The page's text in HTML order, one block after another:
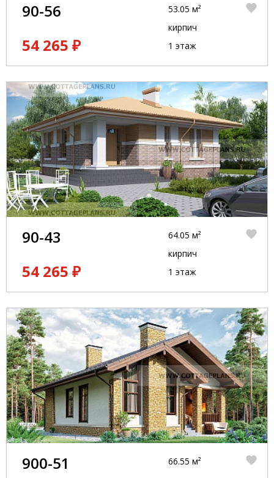
90-56
54 265 ₽
53.05 м²
кирпич
1 этаж
90-43
54 265 ₽
64.05 м²
кирпич
1 этаж
900-51
66.55 м²